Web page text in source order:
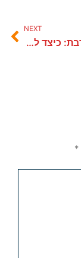
NEXT
האכלה מעורבת: כיצד לשפר את תזונת הכלב או החתול שלך ללא לחץ
*